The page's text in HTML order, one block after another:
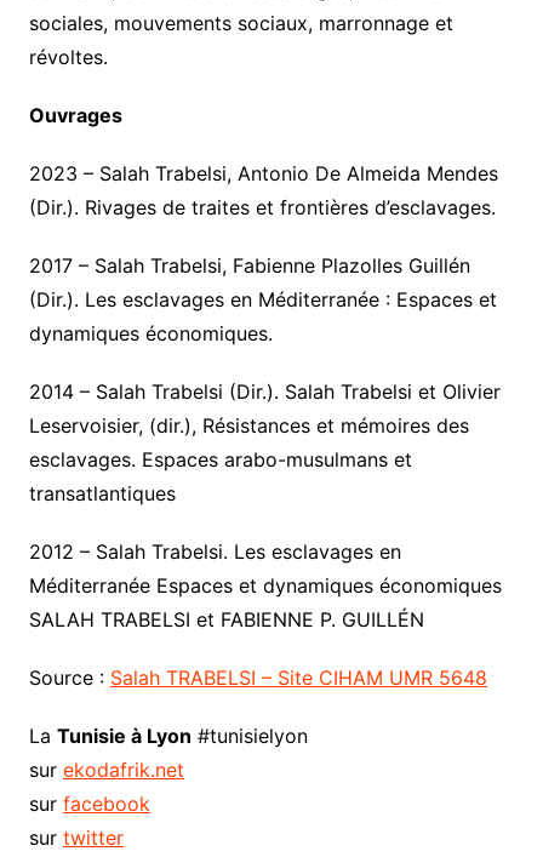
sociales, mouvements sociaux, marronnage et
révoltes.
Ouvrages
2023 – Salah Trabelsi, Antonio De Almeida Mendes
(Dir.). Rivages de traites et frontières d’esclavages.
2017 – Salah Trabelsi, Fabienne Plazolles Guillén
(Dir.). Les esclavages en Méditerranée : Espaces et
dynamiques économiques.
2014 – Salah Trabelsi (Dir.). Salah Trabelsi et Olivier
Leservoisier, (dir.), Résistances et mémoires des
esclavages. Espaces arabo-musulmans et
transatlantiques
2012 – Salah Trabelsi. Les esclavages en
Méditerranée Espaces et dynamiques économiques
SALAH TRABELSI et FABIENNE P. GUILLÉN
Source : Salah TRABELSI – Site CIHAM UMR 5648
La Tunisie à Lyon #tunisielyon
sur ekodafrik.net
sur facebook
sur twitter